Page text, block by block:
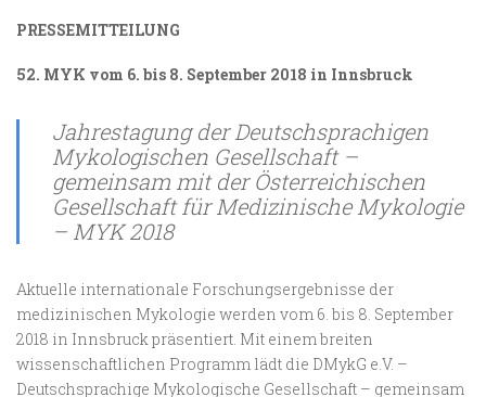
PRESSEMITTEILUNG
52. MYK vom 6. bis 8. September 2018 in Innsbruck
Jahrestagung der Deutschsprachigen
Mykologischen Gesellschaft –
gemeinsam mit der Österreichischen
Gesellschaft für Medizinische Mykologie
– MYK 2018
Aktuelle internationale Forschungsergebnisse der
medizinischen Mykologie werden vom 6. bis 8. September
2018 in Innsbruck präsentiert. Mit einem breiten
wissenschaftlichen Programm lädt die DMykG e.V. –
Deutschsprachige Mykologische Gesellschaft – gemeinsam